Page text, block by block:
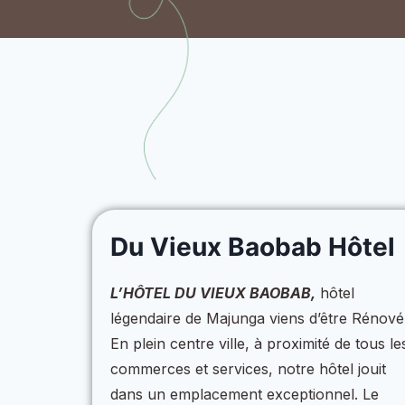
Du Vieux Baobab Hôtel
L’HÔTEL DU VIEUX BAOBAB, hôtel
légendaire de Majunga viens d’être
En plein centre ville, à proximité de tous
commerces et services, notre hôtel jouit
dans un emplacement exceptionnel. Le